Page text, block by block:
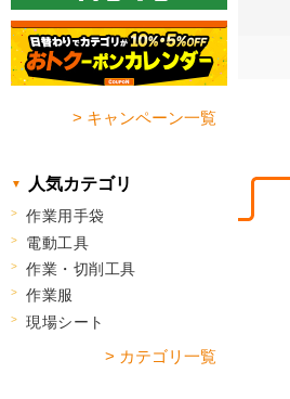
> キャンペーン一覧
人気カテゴリ
作業用手袋
電動工具
作業・切削工具
作業服
現場シート
> カテゴリ一覧